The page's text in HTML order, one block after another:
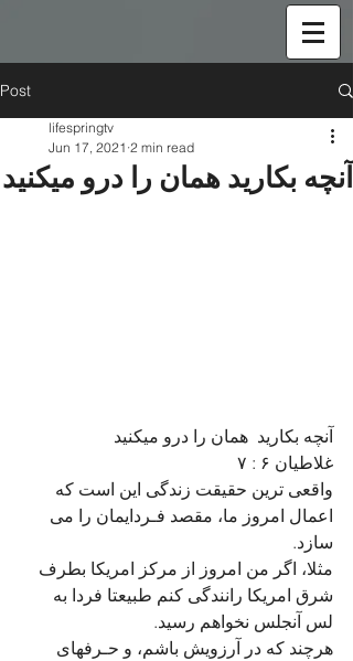
Post
آنچه بکارید همان را درو میکنید
lifespringtv
Jun 17, 2021 2 min read
آنچه بکارید  همان را درو میکنید
غلاطیان ۶ : ۷
واقعی ترین حقیقت زندگی این است که
اعمال امروز ما، مقصد فـردایمان را می
سازد.
مثلا، اگر من امروز از مرکز امریکا بطرف
شرق امریکا رانندگی کنم طبیعتا فردا به
لس آنجلس نخواهم رسید.
هرچند که در آرزویش باشم، و حـرفهای